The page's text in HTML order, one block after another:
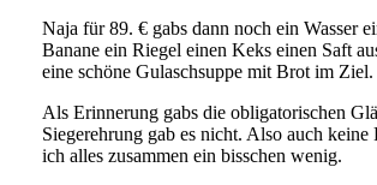
Naja für 89. € gabs dann noch ein Wasser
Banane ein Riegel einen Keks einen Saft
eine schöne Gulaschsuppe mit Brot im Ziel.
Als Erinnerung gabs die obligatorischen
Siegerehrung gab es nicht. Also auch keine
ich alles zusammen ein bisschen wenig.